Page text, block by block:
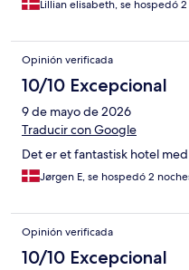
Lillian elisabeth, se hospedó
Opinión verificada
10/10 Excepcional
9 de mayo de 2026
Traducir con Google
Det er et fantastisk hotel
Jørgen E, se hospedó 2
Opinión verificada
10/10 Excepcional